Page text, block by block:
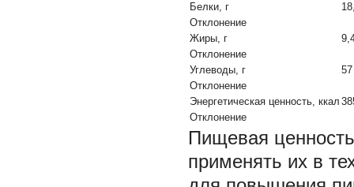
Белки, г
Отклонение
Жиры, г
Отклонение
Углеводы, г
57
Отклонение
Энергетическая ценность, ккал
Отклонение
Пищевая
применять их в